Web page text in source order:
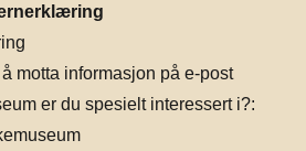
motta informasjon på e-post
er du spesielt interessert i?: